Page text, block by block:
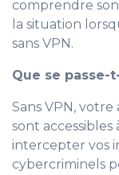
comprendre
la situation
sans VPN.
Que se passe-
Sans VPN,
sont
intercepter vos
cybercriminels